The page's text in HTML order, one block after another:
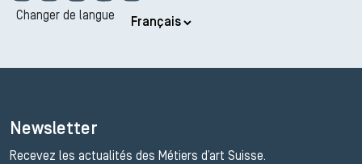
Changer de langue
Newsletter
Recevez les actualités des Métiers d’art Suisse.